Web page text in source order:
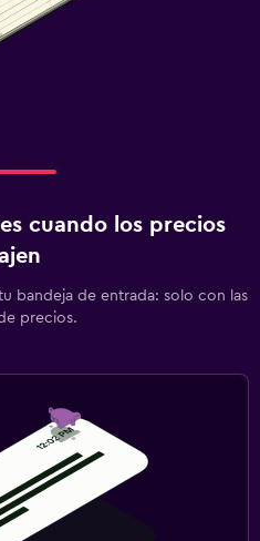
cuando los precios
bandeja de entrada: solo con las
precios.